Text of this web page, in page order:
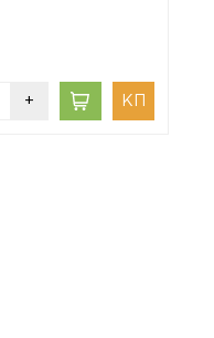
+